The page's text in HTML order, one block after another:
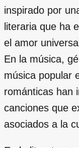
inspirado por
literaria que ha
el amor
En la música,
música popular
románticas han
canciones que
asociados a la